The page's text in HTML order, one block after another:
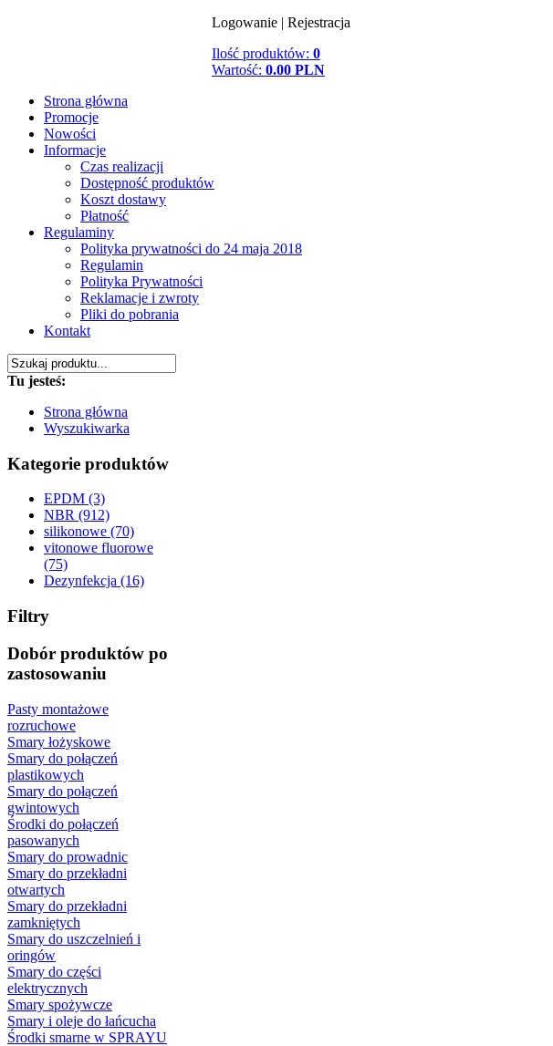
Logowanie | Rejestracja
Ilość produktów: 0
Wartość: 0.00 PLN
Strona główna
Promocje
Nowości
Informacje
Czas realizacji
Dostępność produktów
Koszt dostawy
Płatność
Regulaminy
Polityka prywatności do 24 maja 2018
Regulamin
Polityka Prywatności
Reklamacje i zwroty
Pliki do pobrania
Kontakt
Tu jesteś:
Strona główna
Wyszukiwarka
Kategorie produktów
EPDM (3)
NBR (912)
silikonowe (70)
vitonowe fluorowe
(75)
Dezynfekcja (16)
Filtry
Dobór produktów po
zastosowaniu
Pasty montażowe
rozruchowe
Smary łożyskowe
Smary do połączeń
plastikowych
Smary do połączeń
gwintowych
Środki do połączeń
pasowanych
Smary do prowadnic
Smary do przekładni
otwartych
Smary do przekładni
zamkniętych
Smary do uszczelnień i
oringów
Smary do części
elektrycznych
Smary spożywcze
Smary i oleje do łańcucha
Środki smarne w SPRAYU